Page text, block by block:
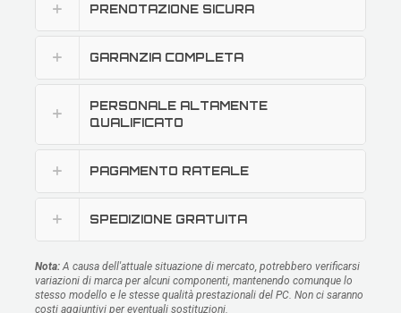
PRENOTAZIONE SICURA
GARANZIA COMPLETA
PERSONALE ALTAMENTE
QUALIFICATO
PAGAMENTO RATEALE
SPEDIZIONE GRATUITA
Nota: A causa dell'attuale situazione di mercato, potrebbero verificarsi
variazioni di marca per alcuni componenti, mantenendo comunque lo
stesso modello e le stesse qualità prestazionali del PC. Non ci saranno
costi aggiuntivi per eventuali sostituzioni.